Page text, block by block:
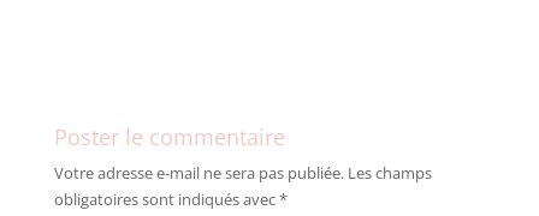
Poster le commentaire
Votre adresse e-mail ne sera pas publiée. Les champs
obligatoires sont indiqués avec*